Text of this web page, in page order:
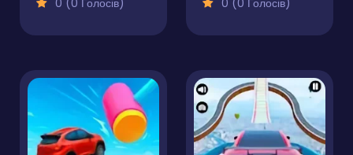
0 (0 Голосів) 0 (0 Голосів)